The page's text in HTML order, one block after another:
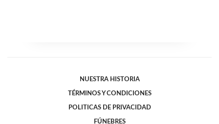
NUESTRA HISTORIA
TÉRMINOS Y CONDICIONES
POLITICAS DE PRIVACIDAD
FÚNEBRES